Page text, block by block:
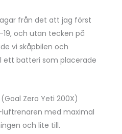
från det att jag först
och utan tecken på
vi skåpbilen och
ett batteri som placerade
Zero Yeti 200X)
med maximal
och lite till.